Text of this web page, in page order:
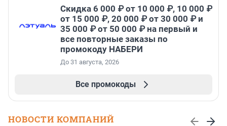
Скидка 6 000 ₽ от 10 000 ₽, 10 000 ₽
от 15 000 ₽, 20 000 ₽ от 30 000 ₽ и
35 000 ₽ от 50 000 ₽ на первый и
все повторные заказы по
промокоду НАБЕРИ
До 31 августа, 2026
Все промокоды
НОВОСТИ КОМПАНИЙ